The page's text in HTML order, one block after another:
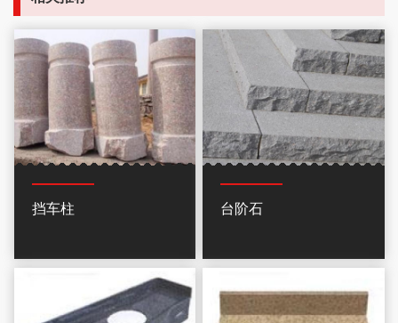
挡车柱 台阶石